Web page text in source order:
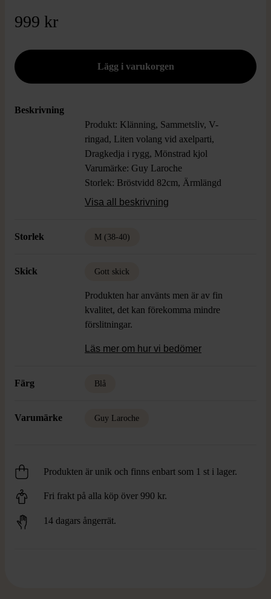
999 kr
Beskrivning
Produkt: Klänning, Sammetsliv, V-
ringad, Liten volang vid axelparti,
Dragkedja i rygg, Mönstrad kjol
Varumärke: Guy Laroche
Storlek: Bröstvidd 82cm, Ärmlängd
61cm, Längd 108cm
Acetat och Cupro
Visa all beskrivning
Storlek M (38-40)
Skick Gott skick
Produkten har använts men är av fin
kvalitet, det kan förekomma mindre
förslitningar.
Läs mer om hur vi bedömer
Färg Blå
Varumärke Guy Laroche
Produkten är unik och finns enbart som 1 st i lager.
Fri frakt på alla köp över 990 kr.
14 dagars ångerrät.